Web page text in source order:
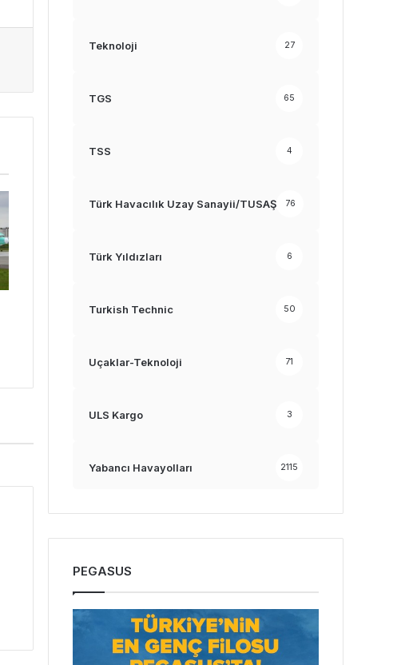
Teknoloji 27
TGS 65
TSS 4
Türk Havacılık Uzay Sanayii/TUSAŞ 76
Türk Yıldızları 6
Turkish Technic 50
Uçaklar-Teknoloji 71
ULS Kargo 3
Yabancı Havayolları 2115
PEGASUS